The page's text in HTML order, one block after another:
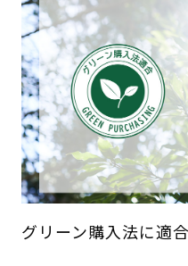
グリーン購入法に適